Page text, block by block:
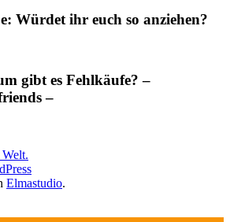
Würdet ihr euch so anziehen?
gibt es Fehlkäufe? –
–
Elmastudio.